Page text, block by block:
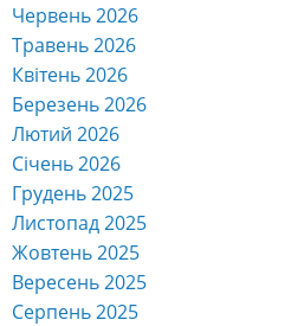
Червень 2026
Травень 2026
Квітень 2026
Березень 2026
Лютий 2026
Січень 2026
Грудень 2025
Листопад 2025
Жовтень 2025
Вересень 2025
Серпень 2025